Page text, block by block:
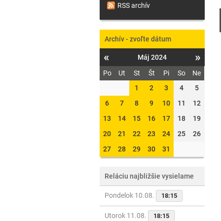
RSS archív
Archív - zvoľte dátum
« Máj 2024 »
Po Ut St Št Pi So
Ne
1
2 3 4
5
6
7 8 9 10 11
12
13
14 15 16 17 18
19
20
21 22 23 24 25
26
27
28 29 30 31
Reláciu najbližšie vysielame
Pondelok 10.08. 18:15
Utorok 11.08. 18:15